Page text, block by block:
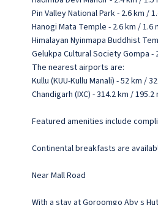
Pin Valley National Park - 2.6 km /
Hanogi Mata Temple - 2.6 km / 1.6
Himalayan Nyinmapa Buddhist
Gelukpa Cultural Society Gompa -
The nearest airports are:
Kullu (KUU-Kullu Manali) - 52 km /
Chandigarh (IXC) - 314.2 km / 195.2
Featured amenities include
Continental breakfasts are
Near Mall Road